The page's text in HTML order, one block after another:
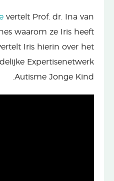
vertelt Prof. dr. Ina van
waarom ze Iris heeft
Iris hierin over het
Expertisenetwerk
Autisme Jonge Kind.